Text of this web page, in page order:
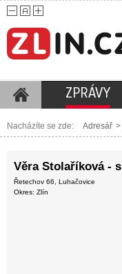
ZPRÁVY
Nacházíte se zde: Adresář >
Věra Stolaříková -
Řetechov 66, Luhačovice
Okres: Zlín